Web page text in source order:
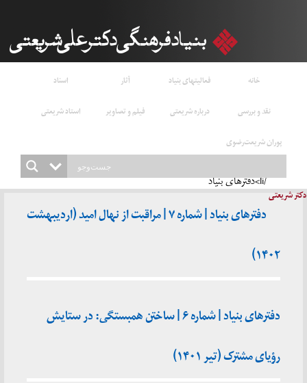
خانه فعالیتهای بنیاد آثار
اسناد
نقد و بررسی
درباره شریعتی فیلم و تصاویر
استاد شریعتی
پوران شریعت‌رضوی
دکتر شریعتی
/li>دفترهای بنیاد
دفترهای بنیاد | شماره ۷ | مراقبت از نهال امید (اردیبهشت
۱۴۰۲)
دفترهای بنیاد | شماره ۶ | ساختن همبستگی: در ستایش
رؤیای مشترک (تیر ۱۴۰۱)